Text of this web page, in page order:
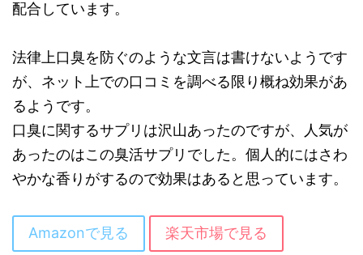
配合しています。
法律上口臭を防ぐのような文言は書けないようです
が、ネット上での口コミを調べる限り概ね効果があ
るようです。
口臭に関するサプリは沢山あったのですが、人気が
あったのはこの臭活サプリでした。個人的にはさわ
やかな香りがするので効果はあると思っています。
Amazonで見る 楽天市場で見る